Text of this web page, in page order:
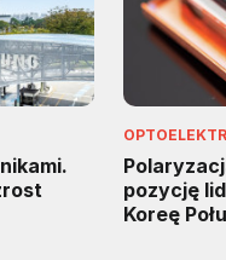
pozycję
Koreę